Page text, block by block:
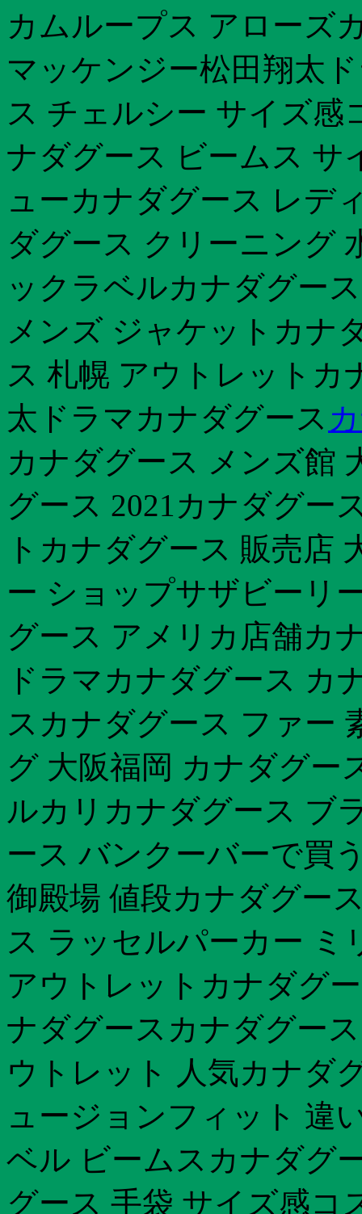
カムループス アローズ
マッケンジー松田翔太
ス チェルシー サイズ感
ナダグース ビームス サ
ューカナダグース レデ
ダグース クリーニング
ックラベルカナダグー
メンズ ジャケットカナ
ス 札幌 アウトレットカ
太ドラマカナダグース
カナダグース メンズ館
グース 2021カナダグー
トカナダグース 販売店
ー ショップサザビーリ
グース アメリカ店舗カ
ドラマカナダグース カ
スカナダグース ファー
グ 大阪福岡 カナダグー
ルカリカナダグース ブ
ース バンクーバーで買
御殿場 値段カナダグー
ス ラッセルパーカー
アウトレットカナダグ
ナダグースカナダグー
ウトレット 人気カナダ
ュージョンフィット 違
ベル ビームスカナダグ
グース 手袋 サイズ感コ